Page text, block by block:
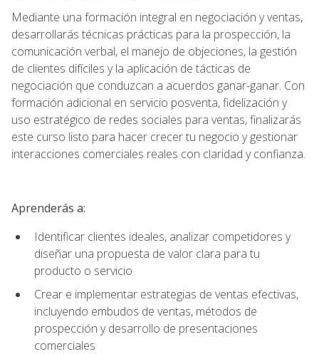
Mediante una formación integral en negociación y ventas,
desarrollarás técnicas prácticas para la prospección, la
comunicación verbal, el manejo de objeciones, la gestión
de clientes difíciles y la aplicación de tácticas de
negociación que conduzcan a acuerdos ganar-ganar. Con
formación adicional en servicio posventa, fidelización y
uso estratégico de redes sociales para ventas, finalizarás
este curso listo para hacer crecer tu negocio y gestionar
interacciones comerciales reales con claridad y confianza.
Aprenderás a:
Identificar clientes ideales, analizar competidores y
diseñar una propuesta de valor clara para tu
producto o servicio
Crear e implementar estrategias de ventas efectivas,
incluyendo embudos de ventas, métodos de
prospección y desarrollo de presentaciones
comerciales